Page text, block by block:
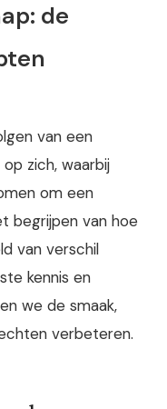
de
van een
zich, waarbij
om een
begrijpen van hoe
van verschil
kennis en
we de smaak,
verbeteren.